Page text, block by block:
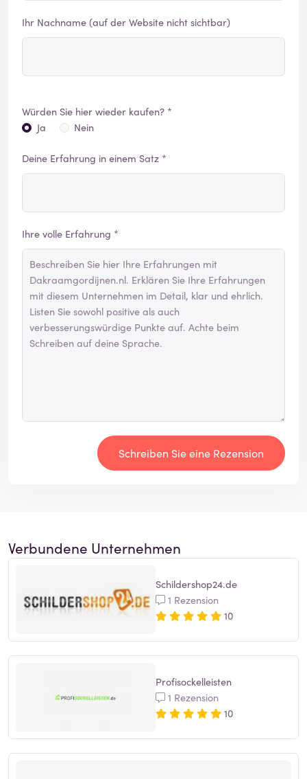
Ihr Nachname (auf der Website nicht sichtbar)
Würden Sie hier wieder kaufen? *
Ja
Nein
Deine Erfahrung in einem Satz *
Ihre volle Erfahrung *
Schreiben Sie eine Rezension
Verbundene Unternehmen
Schildershop24.de
1 Rezension
10
Profisockelleisten
1 Rezension
10